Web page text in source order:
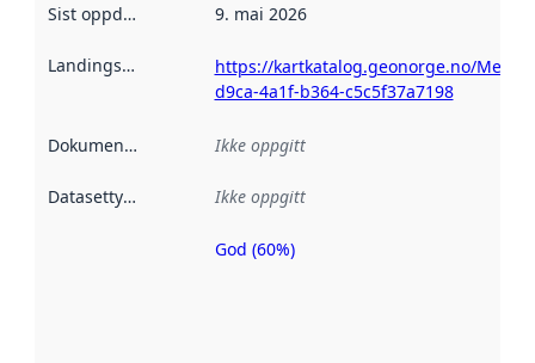
Sist oppdatert 9. mai 2026
Landingsside
https://kartkatalog.geonorge.no/
d9ca-4a1f-b364-c5c5f37a7198
Dokumentasjon Ikke oppgitt
Datasettype Ikke oppgitt
Metadatakvalitet
God (60%)